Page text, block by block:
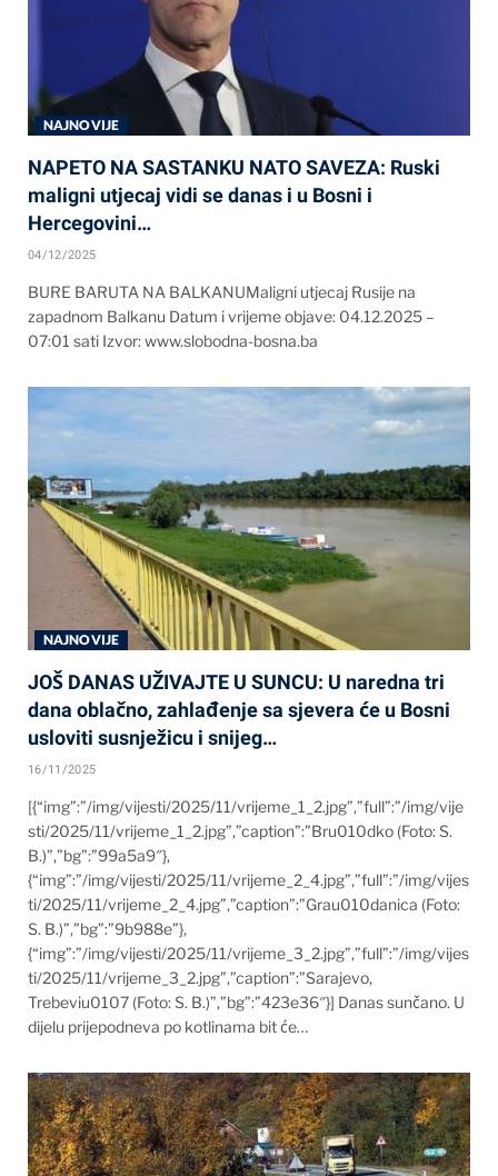
NAJNOVIJE
NAPETO NA SASTANKU NATO SAVEZA: Ruski
maligni utjecaj vidi se danas i u Bosni i
Hercegovini…
04/12/2025
BURE BARUTA NA BALKANUMaligni utjecaj Rusije na
zapadnom Balkanu Datum i vrijeme objave: 04.12.2025 –
07:01 sati Izvor: www.slobodna-bosna.ba
NAJNOVIJE
JOŠ DANAS UŽIVAJTE U SUNCU: U naredna tri
dana oblačno, zahlađenje sa sjevera će u Bosni
usloviti susnježicu i snijeg…
16/11/2025
[{“img”:”/img/vijesti/2025/11/vrijeme_1_2.jpg”,”full”:”/img/vije
sti/2025/11/vrijeme_1_2.jpg”,”caption”:”Bru010dko (Foto: S.
B.)”,”bg”:”99a5a9″},
{“img”:”/img/vijesti/2025/11/vrijeme_2_4.jpg”,”full”:”/img/vijes
ti/2025/11/vrijeme_2_4.jpg”,”caption”:”Grau010danica (Foto:
S. B.)”,”bg”:”9b988e”},
{“img”:”/img/vijesti/2025/11/vrijeme_3_2.jpg”,”full”:”/img/vijes
ti/2025/11/vrijeme_3_2.jpg”,”caption”:”Sarajevo,
Trebeviu0107 (Foto: S. B.)”,”bg”:”423e36″}] Danas sunčano. U
dijelu prijepodneva po kotlinama bit će…